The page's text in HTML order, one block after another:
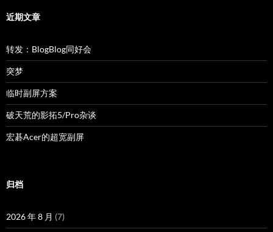
近期文章
转发：BlogBlog同好会
突梦
临时副屏方案
破天荒的影拓5/Pro杂谈
宏碁Acer的超宽副屏
归档
2026 年 8 月 (7)